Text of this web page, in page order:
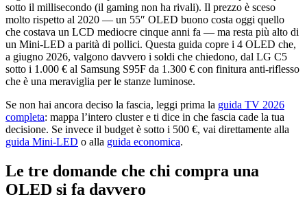
sotto il millisecondo (il gaming non ha rivali). Il prezzo è sceso
molto rispetto al 2020 — un 55″ OLED buono costa oggi quello
che costava un LCD mediocre cinque anni fa — ma resta più alto di
un Mini-LED a parità di pollici. Questa guida copre i 4 OLED che,
a giugno 2026, valgono davvero i soldi che chiedono, dal LG C5
sotto i 1.000 € al Samsung S95F da 1.300 € con finitura anti-riflesso
che è una meraviglia per le stanze luminose.
Se non hai ancora deciso la fascia, leggi prima la guida TV 2026
completa: mappa l’intero cluster e ti dice in che fascia cade la tua
decisione. Se invece il budget è sotto i 500 €, vai direttamente alla
guida Mini-LED o alla guida economica.
Le tre domande che chi compra una
OLED si fa davvero